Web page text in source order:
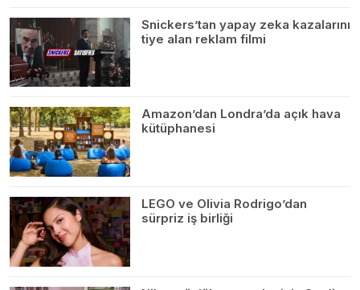
Snickers’tan yapay zeka kazalarını
tiye alan reklam filmi
Amazon’dan Londra’da açık hava
kütüphanesi
LEGO ve Olivia Rodrigo’dan
sürpriz iş birliği